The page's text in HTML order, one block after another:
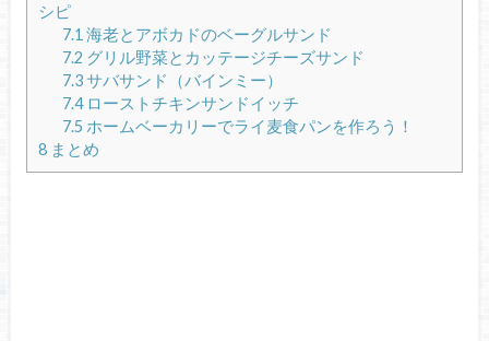
シピ
7.1 海老とアボカドのベーグルサンド
7.2 グリル野菜とカッテージチーズサンド
7.3サバサンド（バインミー）
7.4ローストチキンサンドイッチ
7.5 ホームベーカリーでライ麦食パンを作ろう！
8まとめ